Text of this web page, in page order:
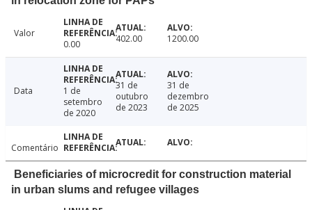
Valor
0.00
402.00 1200.00
Data
1 de
setembro
de 2020
31 de
outubro
de 2023
31 de
dezembro
de 2025
Comentário
Beneficiaries of microcredit for construction material
in urban slums and refugee villages